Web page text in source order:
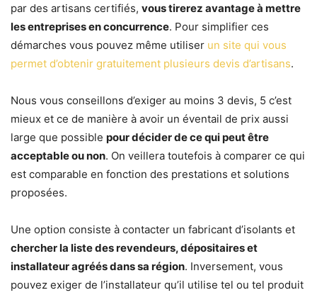
par des artisans certifiés, vous tirerez avantage à mettre
les entreprises en concurrence. Pour simplifier ces
démarches vous pouvez même utiliser un site qui vous
permet d’obtenir gratuitement plusieurs devis d’artisans.
Nous vous conseillons d’exiger au moins 3 devis, 5 c’est
mieux et ce de manière à avoir un éventail de prix aussi
large que possible pour décider de ce qui peut être
acceptable ou non. On veillera toutefois à comparer ce qui
est comparable en fonction des prestations et solutions
proposées.
Une option consiste à contacter un fabricant d’isolants et
chercher la liste des revendeurs, dépositaires et
installateur agréés dans sa région. Inversement, vous
pouvez exiger de l’installateur qu’il utilise tel ou tel produit